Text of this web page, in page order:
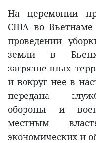
На церемонии
США во Вьетнаме
проведении
земли в
загрязненных
и вокруг нее в
передана
обороны и
местным
экономических и